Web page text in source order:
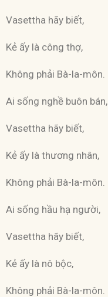
Vasettha hãy biết,
Kẻ ấy là công thợ,
Không phải Bà-la-môn.
Ai sống nghề buôn bán,
Vasettha hãy biết,
Kẻ ấy là thương nhân,
Không phải Bà-la-môn.
Ai sống hầu hạ người,
Vasettha hãy biết,
Kẻ ấy là nô bộc,
Không phải Bà-la-môn.